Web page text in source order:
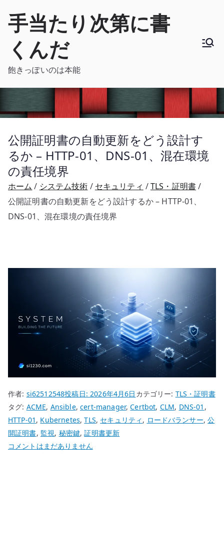
手当たり次第に書
くんだ
飽きっぽいのは本能
公開証明書の自動更新をどう設計す
るか – HTTP-01、DNS-01、混在環境
の責任境界
ホーム システム技術 セキュリティ
TLS・証明書
公開証明書の自動更新をどう設計するか – HTTP-01、
DNS-01、混在環境の責任境界
作者: si62512548投稿日:2026年4月6日 カテゴリー: TLS・証明書
タグ: ACME, Ansible,cert-manager,Certbot, CLM, DNS-01 ,
HTTP-01 , Kubernetes,TLS, セキュリティ , ロードバランサー,公
開証明書, 監視, 秘密鍵,証明書更新
公
コメントはまだありません